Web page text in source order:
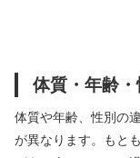
体質・年齢
体質や年齢、性別の
が異なります。もと